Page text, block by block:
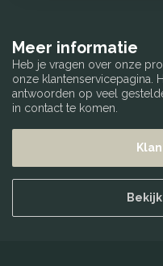
Meer informatie
Heb je vragen over onze
onze klantenservicepagina.
antwoorden op veel
in contact te komen.